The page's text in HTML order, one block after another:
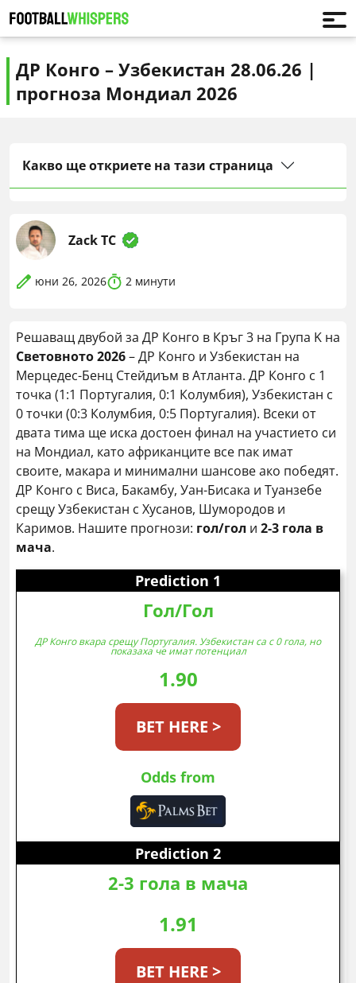
ДР Конго – Узбекистан 28.06.26 |
прогноза Мондиал 2026
Какво ще откриете на тази страница
Zack TC
юни 26, 2026 2 минути
Решаващ двубой за ДР Конго в Кръг 3 на Група K на
Световното 2026– ДР Конго и Узбекистан на
Мерцедес-Бенц Стейдиъм в Атланта. ДР Конго с 1
точка (1:1 Португалия, 0:1 Колумбия), Узбекистан с
0 точки (0:3 Колумбия, 0:5 Португалия). Всеки от
двата тима ще иска достоен финал на участието си
на Мондиал, като африканците все пак имат
своите, макара и минимални шансове ако победят.
ДР Конго с Виса, Бакамбу, Уан-Бисака и Туанзебе
срещу Узбекистан с Хусанов, Шумородов и
Каримов. Нашите прогнози: гол/гол и 2-3 гола в
мача.
Prediction 1
Гол/Гол
ДР Конго вкара срещу Португалия. Узбекистан са с 0 гола, но
показаха че имат потенциал
1.90
BET HERE >
Odds from
Prediction 2
2-3 гола в мача
1.91
BET HERE >